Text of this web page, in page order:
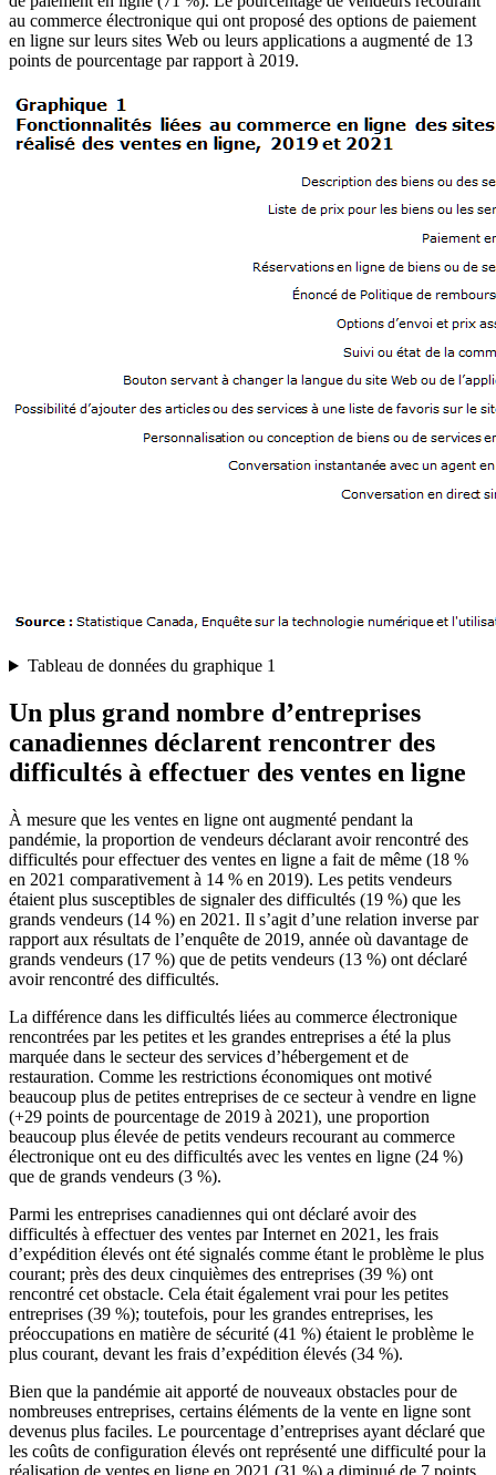
au commerce électronique qui ont proposé des options de paiement
en ligne sur leurs sites Web ou leurs applications a augmenté de 13
points de pourcentage par rapport à 2019.
Tableau de données du graphique 1
Un plus grand nombre d’entreprises
canadiennes déclarent rencontrer des
difficultés à effectuer des ventes en ligne
À mesure que les ventes en ligne ont augmenté pendant la
pandémie, la proportion de vendeurs déclarant avoir rencontré des
difficultés pour effectuer des ventes en ligne a fait de même (18 %
en 2021 comparativement à 14 % en 2019). Les petits vendeurs
étaient plus susceptibles de signaler des difficultés (19 %) que les
grands vendeurs (14 %) en 2021. Il s’agit d’une relation inverse par
rapport aux résultats de l’enquête de 2019, année où davantage de
grands vendeurs (17 %) que de petits vendeurs (13 %) ont déclaré
avoir rencontré des difficultés.
La différence dans les difficultés liées au commerce électronique
rencontrées par les petites et les grandes entreprises a été la plus
marquée dans le secteur des services d’hébergement et de
restauration. Comme les restrictions économiques ont motivé
beaucoup plus de petites entreprises de ce secteur à vendre en ligne
(+29 points de pourcentage de 2019 à 2021), une proportion
beaucoup plus élevée de petits vendeurs recourant au commerce
électronique ont eu des difficultés avec les ventes en ligne (24 %)
que de grands vendeurs (3 %).
Parmi les entreprises canadiennes qui ont déclaré avoir des
difficultés à effectuer des ventes par Internet en 2021, les frais
d’expédition élevés ont été signalés comme étant le problème le plus
courant; près des deux cinquièmes des entreprises (39 %) ont
rencontré cet obstacle. Cela était également vrai pour les petites
entreprises (39 %); toutefois, pour les grandes entreprises, les
préoccupations en matière de sécurité (41 %) étaient le problème le
plus courant, devant les frais d’expédition élevés (34 %).
Bien que la pandémie ait apporté de nouveaux obstacles pour de
nombreuses entreprises, certains éléments de la vente en ligne sont
devenus plus faciles. Le pourcentage d’entreprises ayant déclaré que
les coûts de configuration élevés ont représenté une difficulté pour la
réalisation de ventes en ligne en 2021 (31 %) a diminué de 7 points